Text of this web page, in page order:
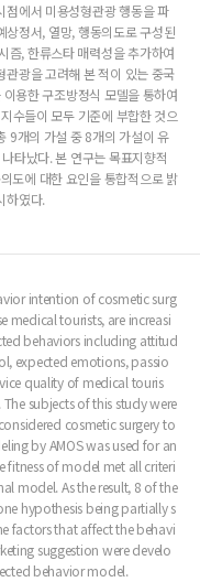
점에서 미용성형관광 행동을 파
상정서, 열망, 행동의도로 구성된
즘, 한류스타 매력성을 추가하여
광을 고려해 본 적이 있는 중국
용한 구조방정식 모델을 통하여
수들이 모두 기준에 부합한 것으
9개의 가설 중 8개의 가설이 유
타났다. 본 연구는 목표지향적
도에 대한 요인을 통합적으로 밝
하였다.
intention of cosmetic surg
medical tourists, are increasi
behaviors including attitud
expected emotions, passio
quality of medical touris
subjects of this study were
cosmetic surgery to
by AMOS was used for an
fitness of model met all criteri
model. As the result, 8 of the
hypothesis being partially s
factors that affect the behavi
suggestion were develo
behavior model.